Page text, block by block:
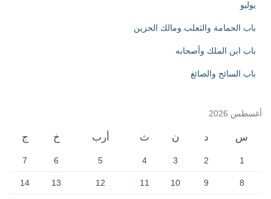
يوليو
باب الحمامة والثعلب ومالك الحزين
باب ابن الملك وأصحابه
باب السائح والصائغ
أغسطس 2026
س د ن ث أرب خ ج
1
2
3
4
5
6
7
8
9
10
11
12
13
14